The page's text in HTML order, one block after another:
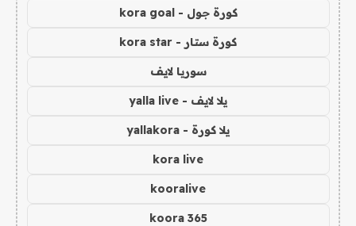
كورة جول - kora goal
كورة ستار - kora star
سوريا لايف
يلا لايف - yalla live
يلا كورة - yallakora
kora live
kooralive
koora 365